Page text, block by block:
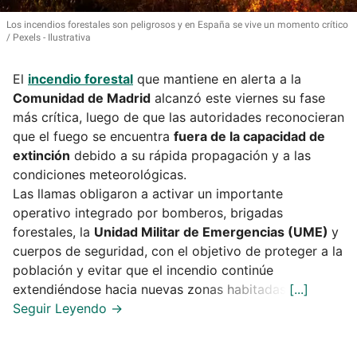
Los incendios forestales son peligrosos y en España se vive un momento crítico
Pexels - Ilustrativa
El incendio forestal que mantiene en alerta a la
Comunidad de Madrid alcanzó este viernes su fase
más crítica, luego de que las autoridades reconocieran
que el fuego se encuentra fuera de la capacidad de
extinción debido a su rápida propagación y a las
condiciones meteorológicas.
Las llamas obligaron a activar un importante
operativo integrado por bomberos, brigadas
forestales, la Unidad Militar de Emergencias (UME) y
cuerpos de seguridad, con el objetivo de proteger a la
población y evitar que el incendio continúe
extendiéndose hacia nuevas zonas habitadas.